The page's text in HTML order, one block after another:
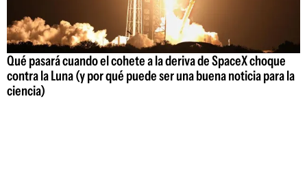
Qué pasará cuando el cohete a la deriva de SpaceX choque
contra la Luna (y por qué puede ser una buena noticia para la
ciencia)